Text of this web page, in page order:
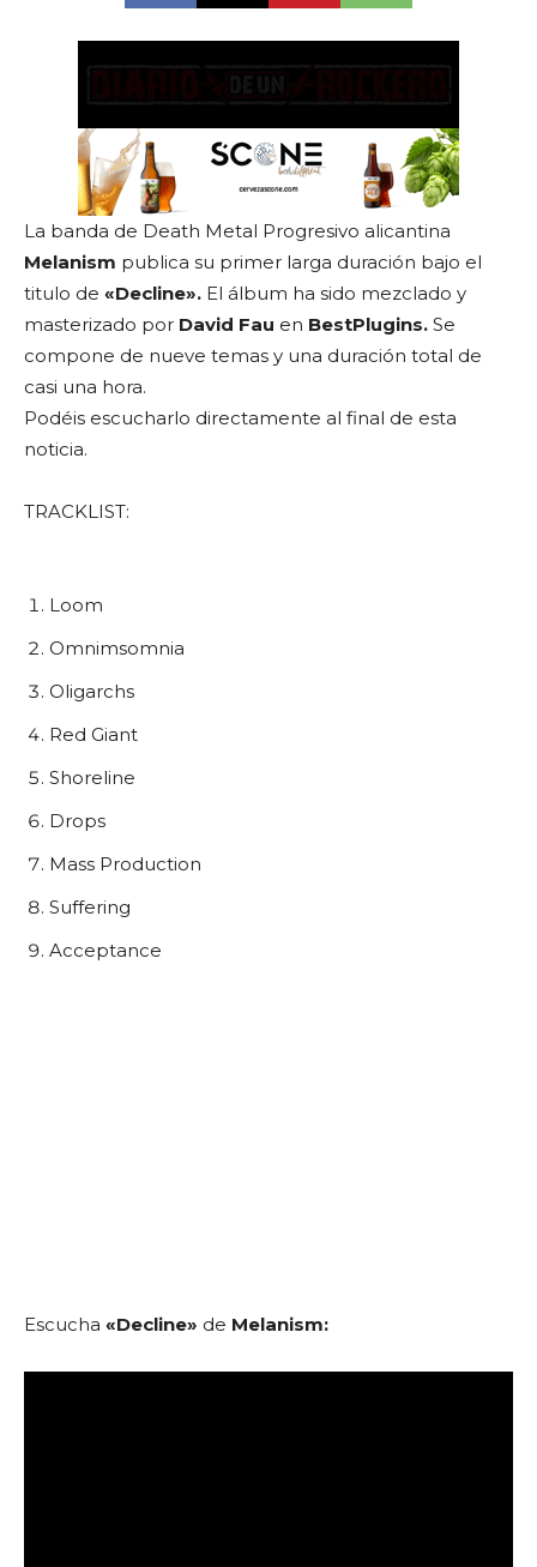
La banda de Death Metal Progresivo alicantina
Melanism publica su primer larga duración bajo el
titulo de «Decline». El álbum ha sido mezclado y
masterizado por David Fau en BestPlugins. Se
compone de nueve temas y una duración total de
casi una hora.
Podéis escucharlo directamente al final de esta
noticia.
TRACKLIST:
Loom
Omnimsomnia
Oligarchs
Red Giant
Shoreline
Drops
Mass Production
Suffering
Acceptance
Escucha «Decline» de Melanism: